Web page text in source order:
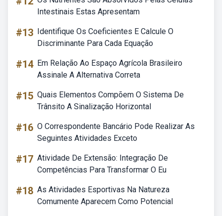
Intestinais Estas Apresentam
#13 Identifique Os Coeficientes E Calcule O
Discriminante Para Cada Equação
#14 Em Relação Ao Espaço Agrícola Brasileiro
Assinale A Alternativa Correta
#15 Quais Elementos Compõem O Sistema De
Trânsito A Sinalização Horizontal
#16 O Correspondente Bancário Pode Realizar As
Seguintes Atividades Exceto
#17 Atividade De Extensão: Integração De
Competências Para Transformar O Eu
#18 As Atividades Esportivas Na Natureza
Comumente Aparecem Como Potencial